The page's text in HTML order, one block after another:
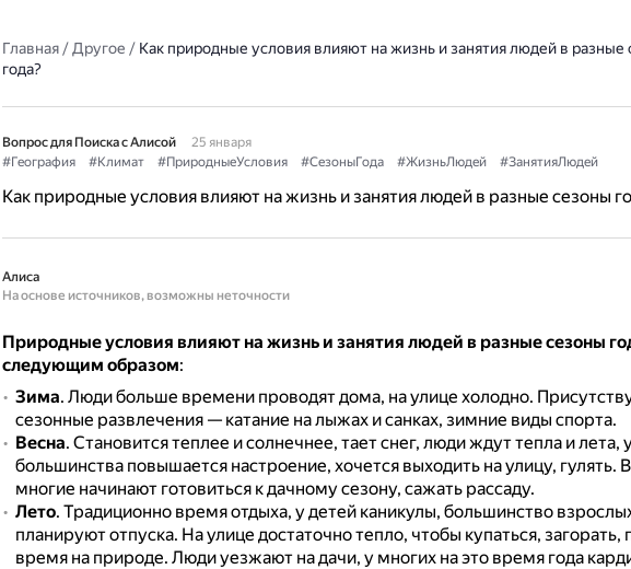
Главная/Другое / Как природные условия влияют на жизнь и занятия людей в разные
года?
Вопрос для Поиска с Алисой
25 января
#География
#Климат #ПриродныеУсловия #СезоныГода #ЖизньЛюдей #ЗанятияЛюдей
Как природные условия влияют на жизнь и занятия людей в разные сезоны
Алиса
На основе источников, возможны неточности
Природные условия влияют на жизнь и занятия людей в разные сезоны
следующим образом:
Зима. Люди больше времени проводят дома, на улице холодно.
сезонные развлечения — катание на лыжах и санках, зимние виды спорта.
Весна. Становится теплее и солнечнее, тает снег, люди ждут тепла и лета, у
большинства повышается настроение, хочется выходить на улицу, гулять.
многие начинают готовиться к дачному сезону, сажать рассаду.
Лето. Традиционно время отдыха, у детей каникулы, большинство
планируют отпуска. На улице достаточно тепло, чтобы купаться, загорать,
время на природе. Люди уезжают на дачи, у многих на это время года